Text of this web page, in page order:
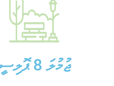
ޖުމުލަ 8 ޕޮލިސީ